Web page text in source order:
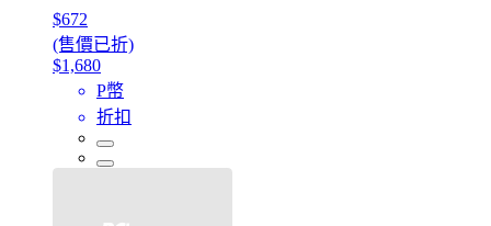
$672
(售價已折)
$1,680
P幣
折扣